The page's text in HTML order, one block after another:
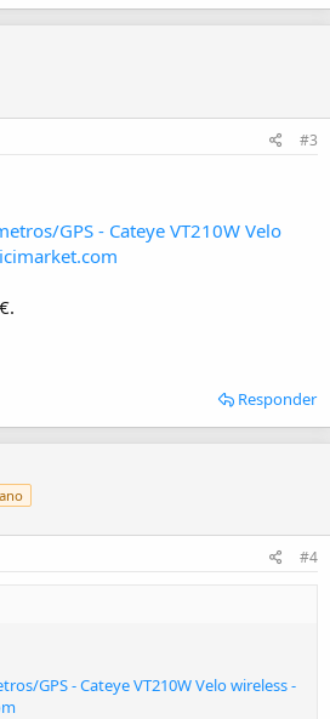
#3
GPS - Cateye VT210W Velo
Responder
#4
GPS - Cateye VT210W Velo wireless -